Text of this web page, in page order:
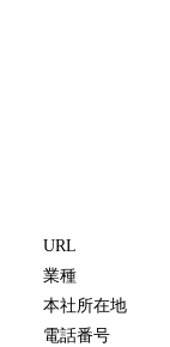
URL
業種
本社所在地
電話番号